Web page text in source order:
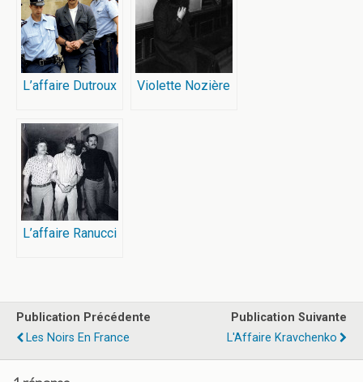
L’affaire Dutroux Violette Nozière
L’affaire Ranucci
Publication Précédente
Les Noirs En France
Publication Suivante
L'Affaire Kravchenko